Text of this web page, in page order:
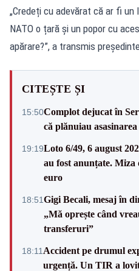
„Credeți cu adevărat că ar fi
NATO o țară și un popor cu
apărare?”, a transmis
CITEȘTE ȘI
15:50Complot dejucat în
că plănuiau
19:19Loto 6/49, 6 august
au fost anunțate. Miza
euro
18:51Gigi Becali, mesaj în
„Mă oprește când
transferuri”
18:11 Accident pe drumul
urgență. Un TIR a